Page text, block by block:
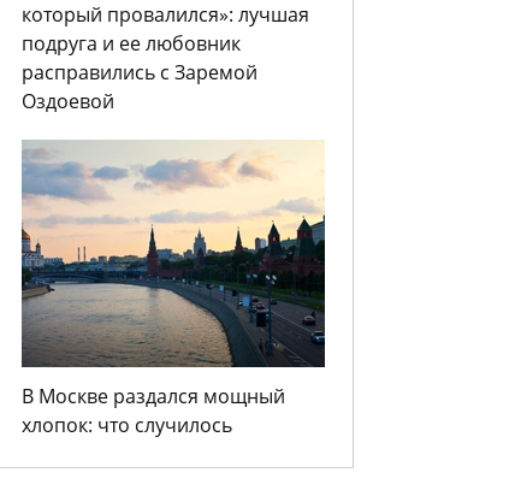
который провалился»: лучшая
подруга и ее любовник
расправились с Заремой
Оздоевой
В Москве раздался мощный
хлопок: что случилось